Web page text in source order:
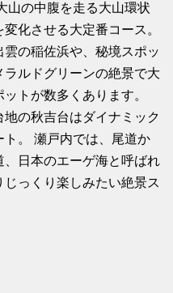
山の中腹を走る大山環状
化させる大定番コース。
の稲佐浜や、秘境スポッ
ラルドグリーンの絶景で大
トが数多くあります。
の秋吉台はダイナミック
。 瀬戸内では、尾道か
日本のエーゲ海と呼ばれ
っくり楽しみたい絶景ス